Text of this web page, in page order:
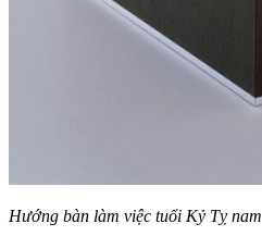
Hướng bàn làm việc tuổi Kỷ Tỵ nam